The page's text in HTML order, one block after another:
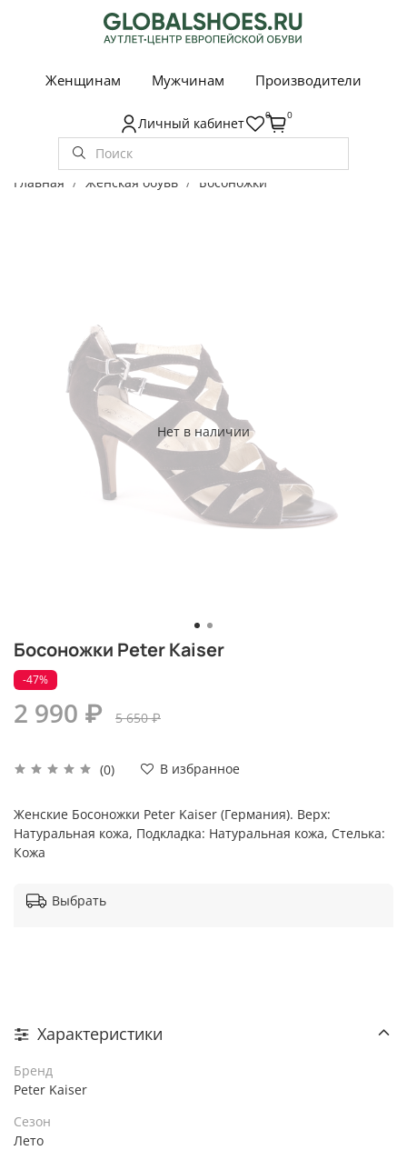
Женщинам Мужчинам Производители
Личный кабинет 0 0
Главная Женская обувь Босоножки
Нет в наличии
Босоножки Peter Kaiser
(0) В избранное
-47%
2 990 ₽ 5 650 ₽
Женские Босоножки Peter Kaiser (Германия). Верх:
Натуральная кожа, Подкладка: Натуральная кожа, Стелька:
Кожа
Выбрать
Характеристики
Бренд
Peter Kaiser
Сезон
Лето